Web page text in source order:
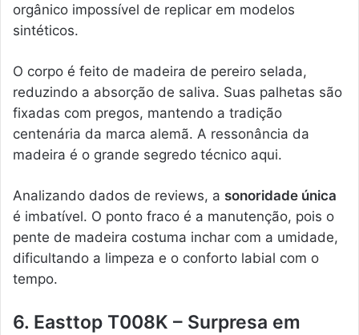
orgânico impossível de replicar em modelos
sintéticos.
O corpo é feito de madeira de pereiro selada,
reduzindo a absorção de saliva. Suas palhetas são
fixadas com pregos, mantendo a tradição
centenária da marca alemã. A ressonância da
madeira é o grande segredo técnico aqui.
Analizando dados de reviews, a sonoridade única
é imbatível. O ponto fraco é a manutenção, pois o
pente de madeira costuma inchar com a umidade,
dificultando a limpeza e o conforto labial com o
tempo.
6. Easttop T008K – Surpresa em